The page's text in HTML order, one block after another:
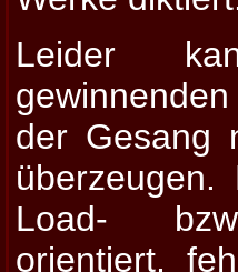
Leider
der Gesang
Load-
orientiert,